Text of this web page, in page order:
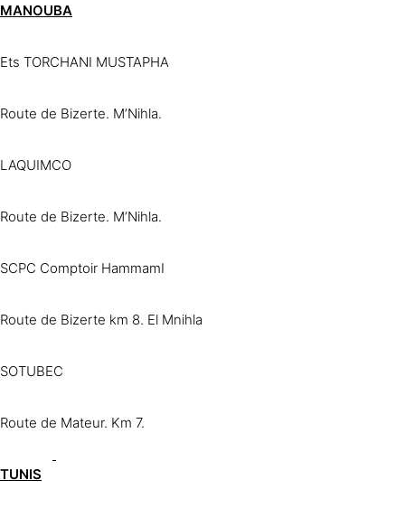
MANOUBA
Ets TORCHANI MUSTAPHA
Route de Bizerte. M’Nihla.
LAQUIMCO
Route de Bizerte. M’Nihla.
SCPC Comptoir HammamI
Route de Bizerte km 8. El Mnihla
SOTUBEC
Route de Mateur. Km 7.
TUNIS